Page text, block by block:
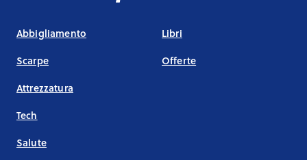
Abbigliamento
Scarpe
Attrezzatura
Tech
Salute
Libri
Offerte